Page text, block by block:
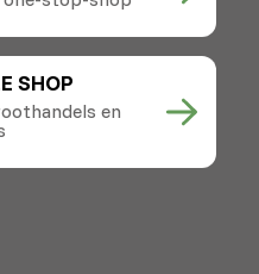
SHOP
en